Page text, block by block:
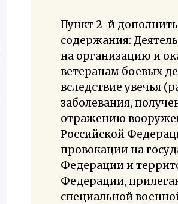
Пункт 2-й
содержания:
на организацию и
ветеранам боевых
вследствие увечья
заболевания,
отражению
Российской
провокации на
Федерации и
Федерации,
специальной